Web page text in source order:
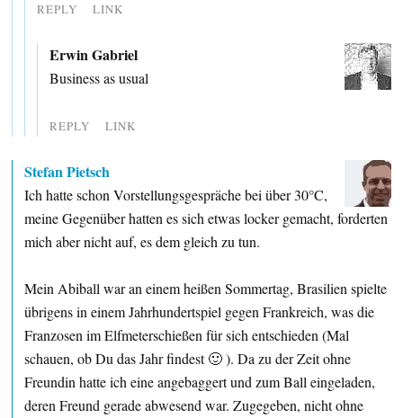
REPLY LINK
Erwin Gabriel
Business as usual
REPLY LINK
Stefan Pietsch
Ich hatte schon Vorstellungsgespräche bei über 30°C,
meine Gegenüber hatten es sich etwas locker gemacht, forderten
mich aber nicht auf, es dem gleich zu tun.
Mein Abiball war an einem heißen Sommertag, Brasilien spielte
übrigens in einem Jahrhundertspiel gegen Frankreich, was die
Franzosen im Elfmeterschießen für sich entschieden (Mal
schauen, ob Du das Jahr findest 🙂 ). Da zu der Zeit ohne
Freundin hatte ich eine angebaggert und zum Ball eingeladen,
deren Freund gerade abwesend war. Zugegeben, nicht ohne